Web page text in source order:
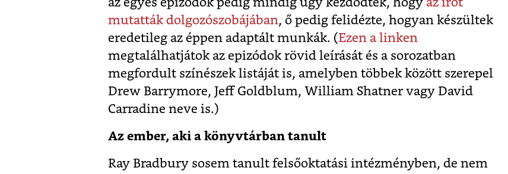
mutatták dolgozószobájában, ő pedig felidézte, hogyan készültek
eredetileg az éppen adaptált munkák. (Ezen a linken
megtalálhatjátok az epizódok rövid leírását és a sorozatban
megfordult színészek listáját is, amelyben többek között szerepel
Drew Barrymore, Jeff Goldblum, William Shatner vagy David
Carradine neve is.)
Az ember, aki a könyvtárban tanult
Ray Bradbury sosem tanult felsőoktatási intézményben, de nem